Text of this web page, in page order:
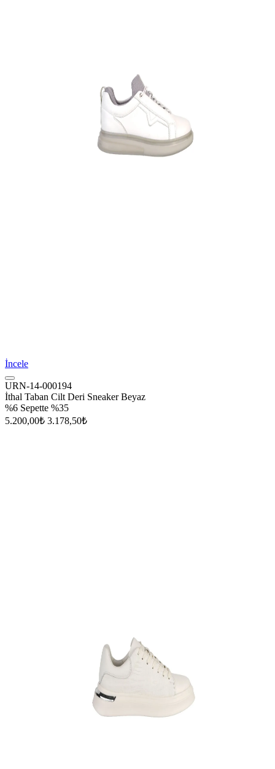
İncele
URN-14-000194
İthal Taban Cilt Deri Sneaker Beyaz
%6 Sepette %35
5.200,00₺ 3.178,50₺